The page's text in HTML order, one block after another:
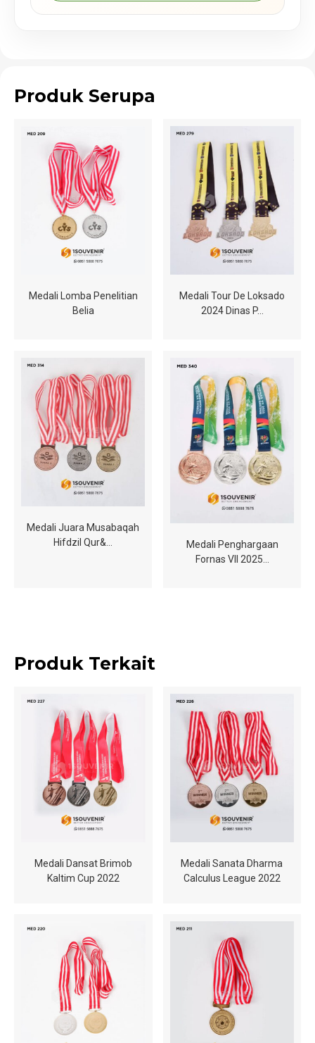
Produk Serupa
Medali Lomba Penelitian
Belia
Medali Tour De Loksado
2024 Dinas P…
Medali Juara Musabaqah
Hifdzil Qur&…
Medali Penghargaan
Fornas VII 2025…
Produk Terkait
Medali Dansat Brimob
Kaltim Cup 2022
Medali Sanata Dharma
Calculus League 2022